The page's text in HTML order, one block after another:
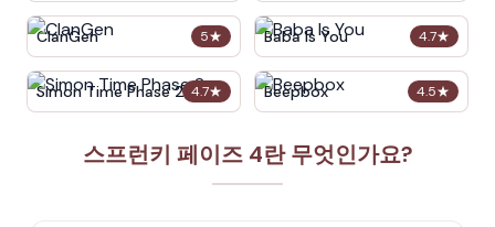
5★
ClanGen 4.7★
Baba Is You
4.7★
Simon Time Phase 2 4.5★
Beepbox
스프런키 페이즈 4란 무엇인가요?